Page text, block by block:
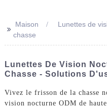
>> Maison
Lunettes de
chasse
Lunettes De Vision
Chasse - Solutions
Vivez le frisson de la chasse
vision nocturne ODM de